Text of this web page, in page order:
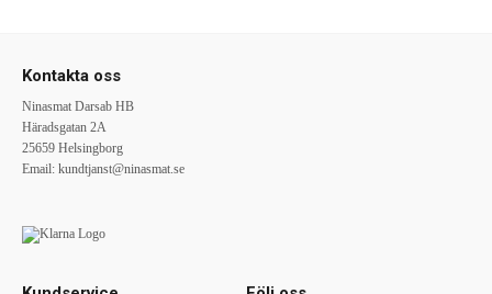
Kontakta oss
Ninasmat Darsab HB
Häradsgatan 2A
25659 Helsingborg
Email: kundtjanst@ninasmat.se